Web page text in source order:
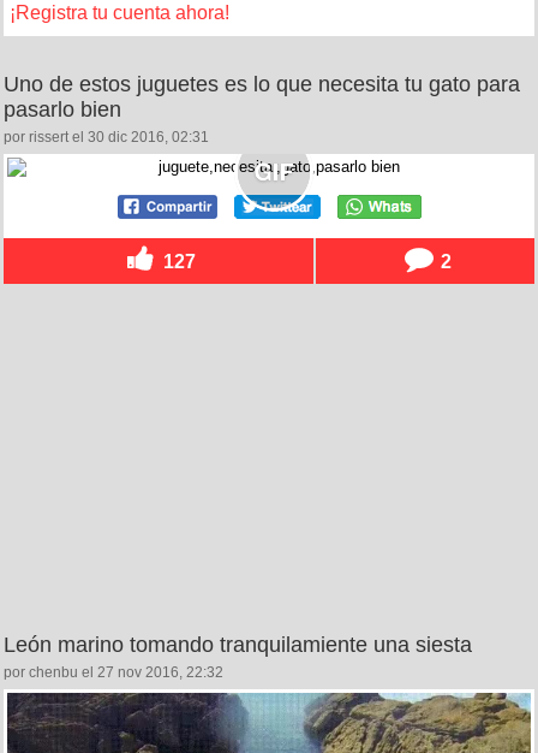
¡Registra tu cuenta ahora!
Uno de estos juguetes es lo que necesita tu gato para
pasarlo bien
por rissert el 30 dic 2016, 02:31
127 2
León marino tomando tranquilamiente una siesta
por chenbu el 27 nov 2016, 22:32